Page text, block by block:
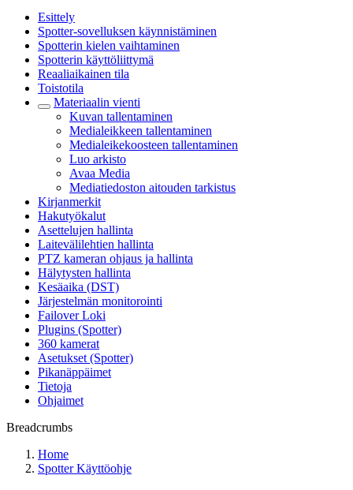
Esittely
Spotter-sovelluksen käynnistäminen
Spotterin kielen vaihtaminen
Spotterin käyttöliittymä
Reaaliaikainen tila
Toistotila
Materiaalin vienti
Kuvan tallentaminen
Medialeikkeen tallentaminen
Medialeikekoosteen tallentaminen
Luo arkisto
Avaa Media
Mediatiedoston aitouden tarkistus
Kirjanmerkit
Hakutyökalut
Asettelujen hallinta
Laitevälilehtien hallinta
PTZ kameran ohjaus ja hallinta
Hälytysten hallinta
Kesäaika (DST)
Järjestelmän monitorointi
Failover Loki
Plugins (Spotter)
360 kamerat
Asetukset (Spotter)
Pikanäppäimet
Tietoja
Ohjaimet
Breadcrumbs
Home
Spotter Käyttöohje